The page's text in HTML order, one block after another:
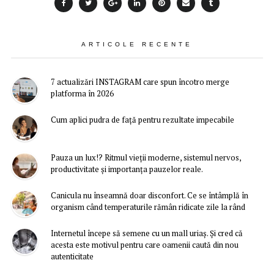
ARTICOLE RECENTE
7 actualizări INSTAGRAM care spun încotro merge
platforma în 2026
Cum aplici pudra de față pentru rezultate impecabile
Pauza un lux!? Ritmul vieții moderne, sistemul nervos,
productivitate și importanța pauzelor reale.
Canicula nu înseamnă doar disconfort. Ce se întâmplă în
organism când temperaturile rămân ridicate zile la rând
Internetul începe să semene cu un mall uriaș. Și cred că
acesta este motivul pentru care oamenii caută din nou
autenticitate